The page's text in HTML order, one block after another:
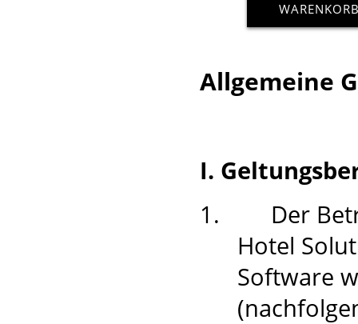
Allgemeine
I.
1.
Der
Hotel
Software